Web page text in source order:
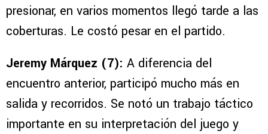
presionar, en varios momentos llegó tarde a las
coberturas. Le costó pesar en el partido.
Jeremy Márquez (7): A diferencia del
encuentro anterior, participó mucho más en
salida y recorridos. Se notó un trabajo táctico
importante en su interpretación del juego y